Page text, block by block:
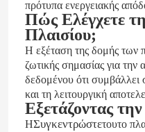
πρότυπα ενεργειακής
Πώς Ελέγχετε
Πλαισίου;
Η εξέταση της δομής των
ζωτικής σημασίας για την
δεδομένου ότι συμβάλλει
και τη λειτουργική
Εξετάζοντας
ΗΣυγκεντρώστετουτο